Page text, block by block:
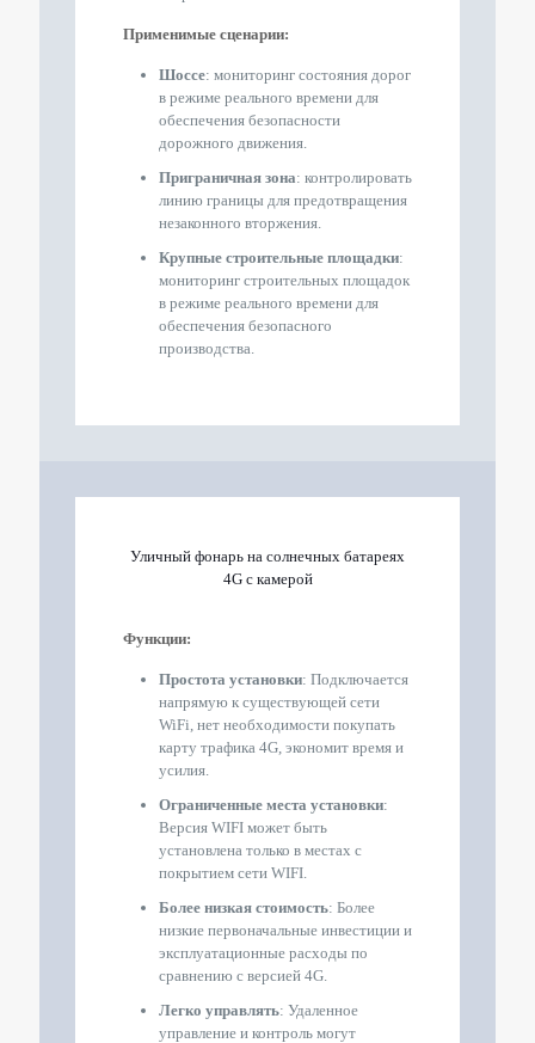
Применимые сценарии:
Шоссе: мониторинг состояния дорог
в режиме реального времени для
обеспечения безопасности
дорожного движения.
Приграничная зона: контролировать
линию границы для предотвращения
незаконного вторжения.
Крупные строительные площадки:
мониторинг строительных площадок
в режиме реального времени для
обеспечения безопасного
производства.
Уличный фонарь на солнечных батареях
4G с камерой
Функции:
Простота установки: Подключается
напрямую к существующей сети
WiFi, нет необходимости покупать
карту трафика 4G, экономит время и
усилия.
Ограниченные места установки:
Версия WIFI может быть
установлена только в местах с
покрытием сети WIFI.
Более низкая стоимость: Более
низкие первоначальные инвестиции и
эксплуатационные расходы по
сравнению с версией 4G.
Легко управлять: Удаленное
управление и контроль могут